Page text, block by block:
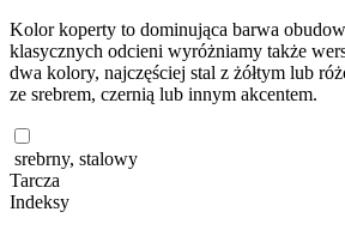
Kolor koperty to dominująca barwa
klasycznych odcieni wyróżniamy także
dwa kolory, najczęściej stal z żółtym lub
ze srebrem, czernią lub innym akcentem.
srebrny, stalowy
Tarcza
Indeksy